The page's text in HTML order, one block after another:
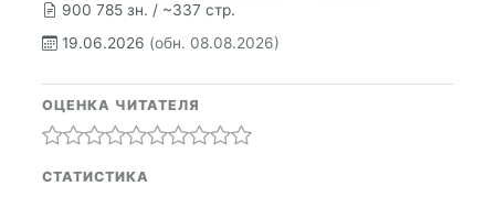
900 785 зн. / ~337 стр.
19.06.2026 (обн. 08.08.2026)
ОЦЕНКА ЧИТАТЕЛЯ
СТАТИСТИКА